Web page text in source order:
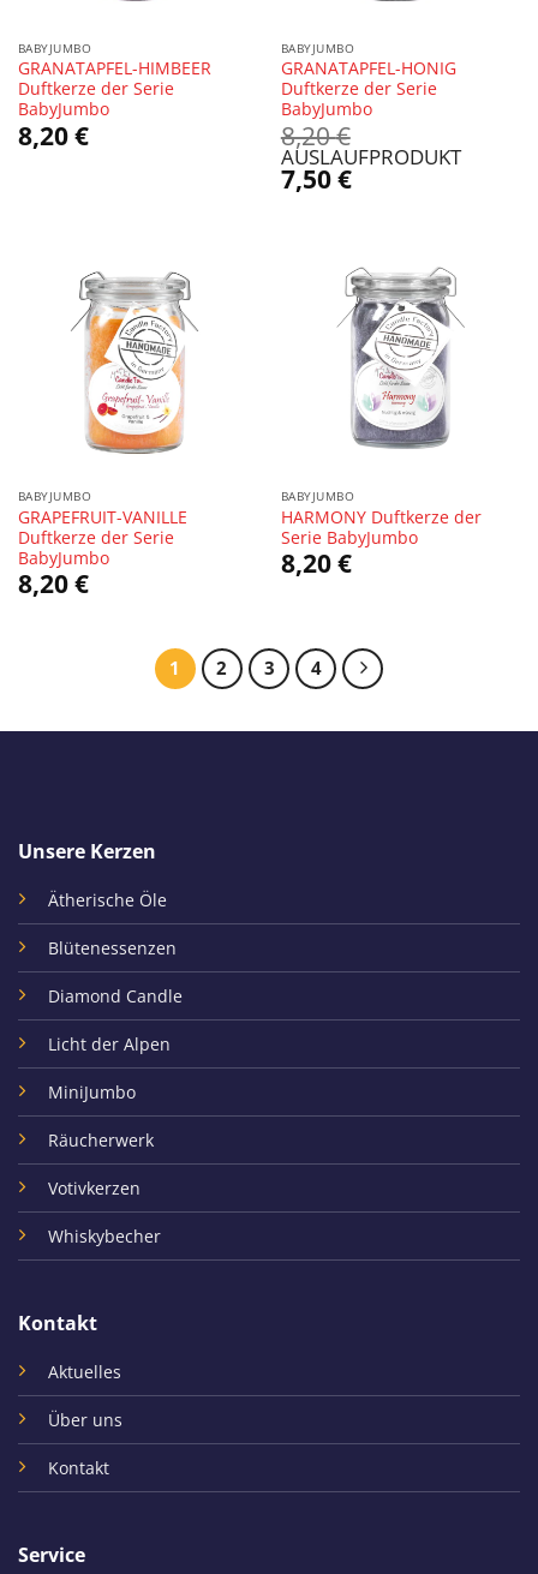
BABYJUMBO
GRANATAPFEL-HIMBEER
Duftkerze der Serie
BabyJumbo
8,20€
BABYJUMBO
GRANATAPFEL-HONIG
Duftkerze der Serie
BabyJumbo
8,20€ Preis
war:
AUSLAUFPRODUKT
7,50€Aktueller
Preis
BABYJUMBO
GRAPEFRUIT-VANILLE
Duftkerze der Serie
BabyJumbo
8,20€
BABYJUMBO
HARMONY Duftkerze der
Serie BabyJumbo
8,20€
1 2 3 4
Unsere Kerzen
Ätherische Öle
Blütenessenzen
Diamond Candle
Licht der Alpen
MiniJumbo
Räucherwerk
Votivkerzen
Whiskybecher
Kontakt
Aktuelles
Über uns
Kontakt
Service